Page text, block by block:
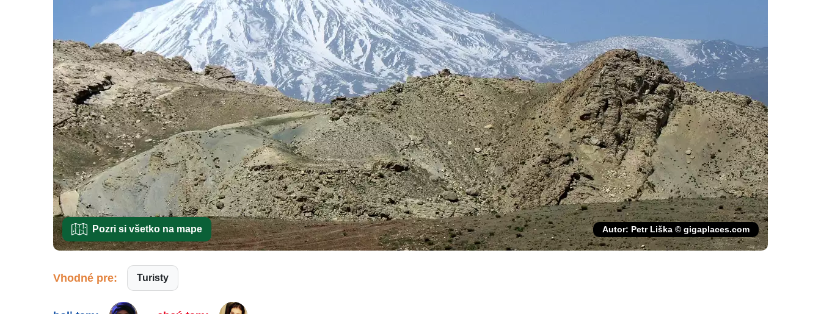
Pozri si všetko na mape Autor: Petr Liška © gigaplaces.com
Vhodné pre: Turisty